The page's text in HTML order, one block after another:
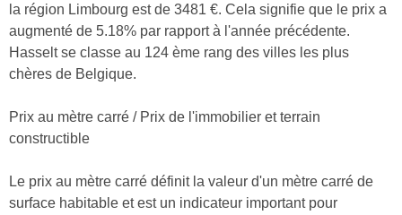
la région Limbourg est de 3481 €. Cela signifie que le prix a
augmenté de 5.18% par rapport à l'année précédente.
Hasselt se classe au 124 ème rang des villes les plus
chères de Belgique.
Prix au mètre carré / Prix de l'immobilier et terrain
constructible
Le prix au mètre carré définit la valeur d'un mètre carré de
surface habitable et est un indicateur important pour